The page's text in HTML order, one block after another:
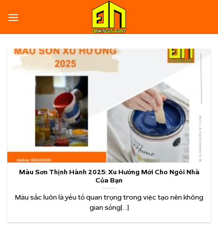
Màu Sơn Thịnh Hành 2025: Xu Hướng Mới Cho Ngôi Nhà
Của Bạn
Màu sắc luôn là yếu tố quan trọng trong việc tạo nên không
gian sống[...]